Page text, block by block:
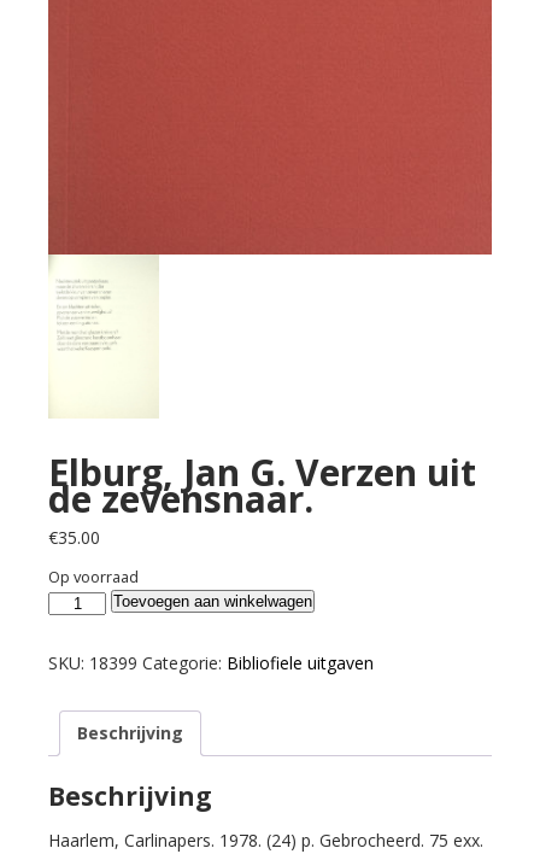
Elburg, Jan G. Verzen uit
de zevensnaar.
€35.00
Op voorraad
Elburg,
G.
uit
zevensnaar.
aantal
Toevoegen aan winkelwagen
SKU: 18399 Categorie: Bibliofiele uitgaven
Beschrijving
Beschrijving
Haarlem, Carlinapers. 1978. (24) p. Gebrocheerd. 75 exx.